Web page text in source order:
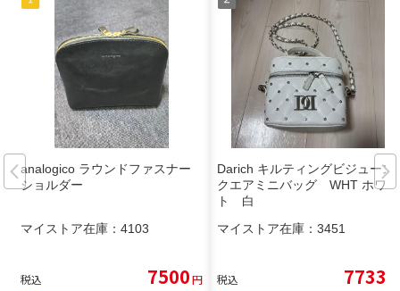
analogico ラウンドファスナー
ショルダー
マイストア在庫： 4103
税込 7500円
Darich キルティングビジュース
クエアミニバッグ WHT ホワイ
ト 白
マイストア在庫： 3451
税込 7733